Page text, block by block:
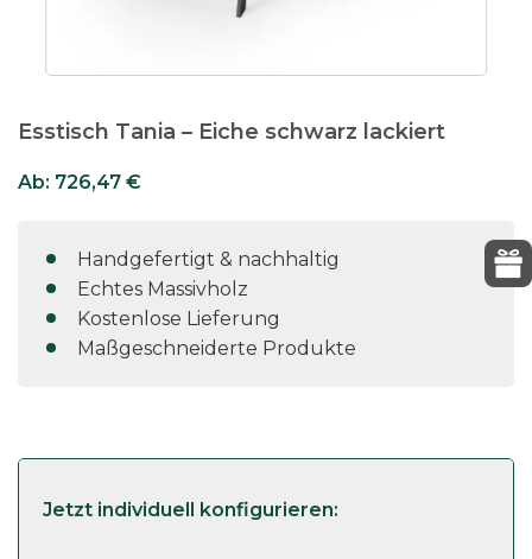
Esstisch Tania – Eiche schwarz lackiert
Ab: 726,47 €
Handgefertigt & nachhaltig
Echtes Massivholz
Kostenlose Lieferung
Maßgeschneiderte Produkte